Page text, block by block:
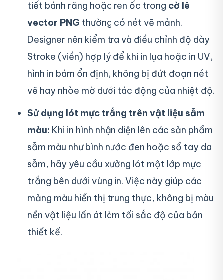
tiết bánh răng hoặc ren ốc trong cờ lê
vector PNG thường có nét vẽ mảnh.
Designer nên kiểm tra và điều chỉnh độ dày
Stroke (viền) hợp lý để khi in lụa hoặc in UV,
hình in bám ổn định, không bị đứt đoạn nét
vẽ hay nhòe mờ dưới tác động của nhiệt độ.
Sử dụng lót mực trắng trên vật liệu sẫm
màu: Khi in hình nhận diện lên các sản phẩm
sẫm màu như bình nước đen hoặc sổ tay da
sẫm, hãy yêu cầu xưởng lót một lớp mực
trắng bên dưới vùng in. Việc này giúp các
mảng màu hiển thị trung thực, không bị màu
nền vật liệu lấn át làm tối sắc độ của bản
thiết kế.